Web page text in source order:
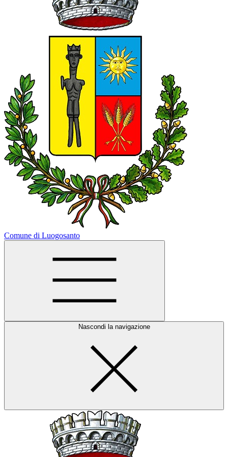
Comune di Luogosanto
Nascondi la navigazione